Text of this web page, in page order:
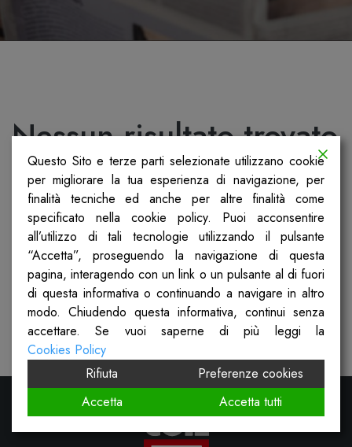
Nessun risultato trovato
Non siamo riusciti a trovare quello che stai
cercando. Forse la ricerca ti può aiutare.
Questo Sito e terze parti selezionate utilizzano cookie
per migliorare la tua esperienza di navigazione, per
finalità tecniche ed anche per altre finalità come
specificato nella cookie policy. Puoi acconsentire
all’utilizzo di tali tecnologie utilizzando il pulsante
“Accetta”, proseguendo la navigazione di questa
pagina, interagendo con un link o un pulsante al di fuori
di questa informativa o continuando a navigare in altro
modo. Chiudendo questa informativa, continui senza
accettare. Se vuoi saperne di più leggi la
Cookies Policy
Rifiuta
Preferenze cookies
Accetta
Accetta tutti